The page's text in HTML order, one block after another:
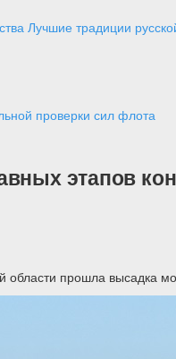
Лучшие традиции
проверки сил флота
этапов
прошла высадка